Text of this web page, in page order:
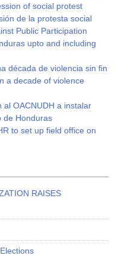
of social protest
de la protesta social
Public Participation
upto and including
década de violencia sin fin
a decade of violence
al OACNUDH a instalar
de Honduras
to set up field office on
RAISES